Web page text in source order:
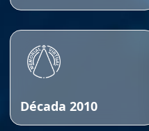
Década 2010